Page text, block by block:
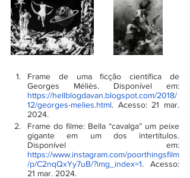
Frame de uma ficção científica de
https://hellblogdavan.blogspot.com/2018/
12/georges-melies.html. Acesso: 21 mar.
2024.
Frame do filme: Bella “cavalga” um peixe
gigante em um dos intertítulos.
https://www.instagram.com/poorthingsfilm
/p/C2nqQxYy7uB/?img_index=1. Acesso:
21 mar. 2024.